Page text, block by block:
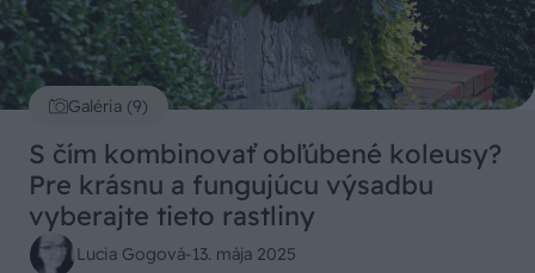
Galéria (9)
S čím kombinovať obľúbené koleusy?
Pre krásnu a fungujúcu výsadbu
vyberajte tieto rastliny
Lucia Gogová-13. mája 2025